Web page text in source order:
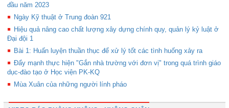
đầu năm 2023
Ngày Kỹ thuật ở Trung đoàn 921
Hiệu quả nâng cao chất lượng xây dựng chính quy, quản lý kỷ luật ở
Đại đội 1
Bài 1: Huấn luyện thuần thục để xử lý tốt các tình huống xảy ra
Đẩy mạnh thực hiện "Gắn nhà trường với đơn vị" trong quá trình giáo
dục-đào tạo ở Học viện PK-KQ
Mùa Xuân của những người lính pháo